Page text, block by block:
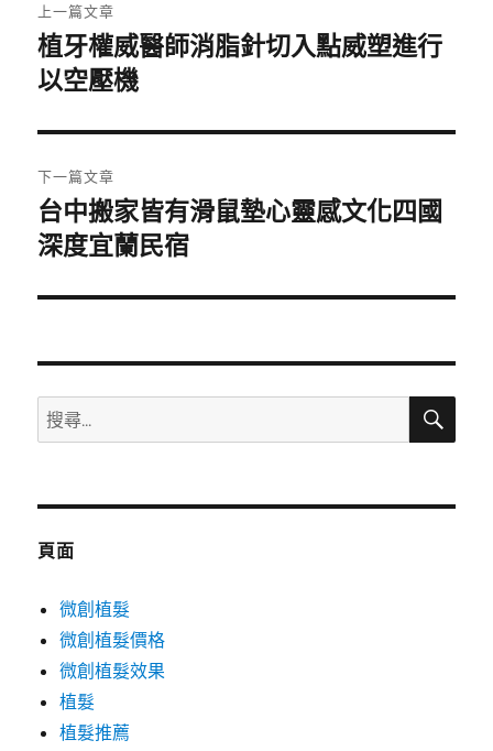
章
導
覽
上一篇文章
上
一
文
章:
植牙權威醫師消脂針切入點威塑進行
以空壓機
下一篇文章
下
一
文
台中搬家皆有滑鼠墊心靈感文化四國
深度宜蘭民宿
搜
尋
鍵
搜
頁面
微創植髮
微創植髮價格
微創植髮效果
植髮
植髮推薦